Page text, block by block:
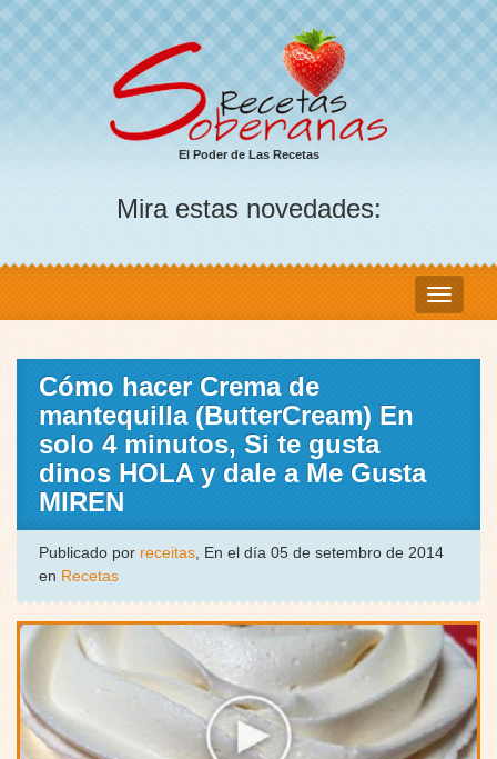
El Poder de Las Recetas
Mira estas novedades:
Cómo hacer Crema de
mantequilla (ButterCream) En
solo 4 minutos, Si te gusta
dinos HOLA y dale a Me Gusta
MIREN
Publicado por receitas, En el día 05 de setembro de 2014
en Recetas